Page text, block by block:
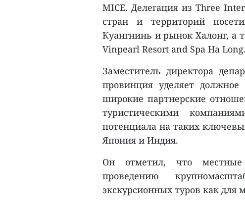
MICE. Делегация из Three
стран и территорий
Куангнинь и рынок Халонг, а
Vinpearl Resort and Spa Ha Long.
Заместитель директора
провинция уделяет
широкие партнерские
туристическими
потенциала на таких
Япония и Индия.
Он отметил, что
проведению
экскурсионных туров как для